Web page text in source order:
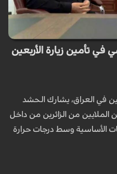
تأمين زيارة الأربعين
في العراق، يشارك الحشد
الملايين من الزائرين من داخل
الأساسية وسط درجات حرارة